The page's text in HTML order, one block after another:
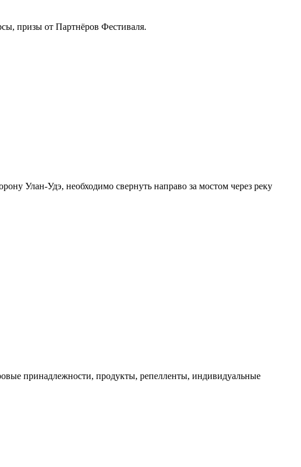
призы от Партнёров Фестиваля.
Улан-Удэ, необходимо свернуть направо за мостом через реку
принадлежности, продукты, репелленты, индивидуальные